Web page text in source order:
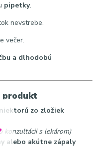
pipetky.
nevstrebe.
večer.
a dlhodobú
produkt
zo zložiek
konzultácii s lekárom)
alebo akútne zápaly